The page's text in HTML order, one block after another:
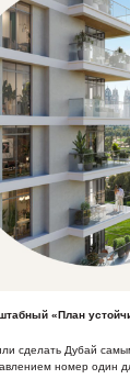
«План
сделать Дубай
номер один